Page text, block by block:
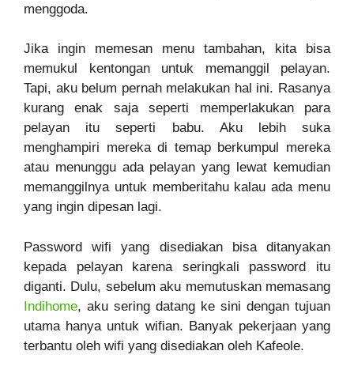
menggoda.
Jika ingin memesan menu tambahan, kita bisa
memukul kentongan untuk memanggil pelayan.
Tapi, aku belum pernah melakukan hal ini. Rasanya
kurang enak saja seperti memperlakukan para
pelayan itu seperti babu. Aku lebih suka
menghampiri mereka di temap berkumpul mereka
atau menunggu ada pelayan yang lewat kemudian
memanggilnya untuk memberitahu kalau ada menu
yang ingin dipesan lagi.
Password wifi yang disediakan bisa ditanyakan
kepada pelayan karena seringkali password itu
diganti. Dulu, sebelum aku memutuskan memasang
Indihome, aku sering datang ke sini dengan tujuan
utama hanya untuk wifian. Banyak pekerjaan yang
terbantu oleh wifi yang disediakan oleh Kafeole.